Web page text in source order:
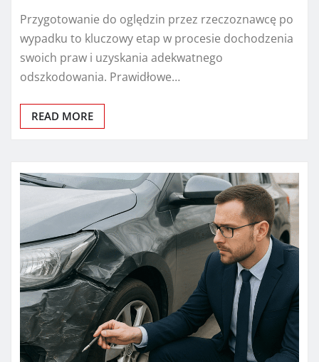
Przygotowanie do oględzin przez rzeczoznawcę po
wypadku to kluczowy etap w procesie dochodzenia
swoich praw i uzyskania adekwatnego
odszkodowania. Prawidłowe…
READ MORE